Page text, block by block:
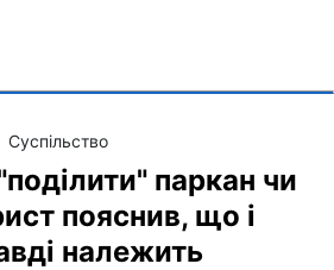
Суспільство
паркан чи
пояснив, що і
належить